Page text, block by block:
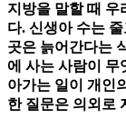
지방을 말할 때 우
다. 신생아 수는
곳은 늙어간다는
에 사는 사람이 무
아가는 일이 개인
한 질문은 의외로